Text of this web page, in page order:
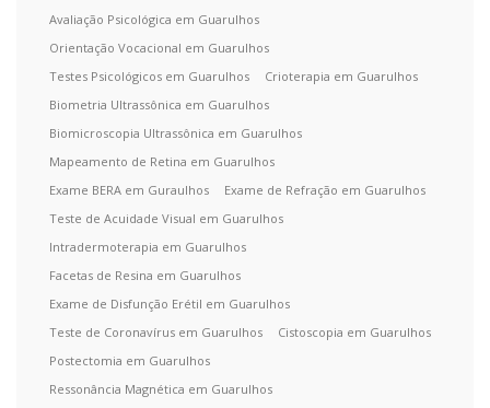
Avaliação Psicológica em Guarulhos
Orientação Vocacional em Guarulhos
Testes Psicológicos em Guarulhos
Crioterapia em Guarulhos
Biometria Ultrassônica em Guarulhos
Biomicroscopia Ultrassônica em Guarulhos
Mapeamento de Retina em Guarulhos
Exame BERA em Guraulhos
Exame de Refração em Guarulhos
Teste de Acuidade Visual em Guarulhos
Intradermoterapia em Guarulhos
Facetas de Resina em Guarulhos
Exame de Disfunção Erétil em Guarulhos
Teste de Coronavírus em Guarulhos
Cistoscopia em Guarulhos
Postectomia em Guarulhos
Ressonância Magnética em Guarulhos